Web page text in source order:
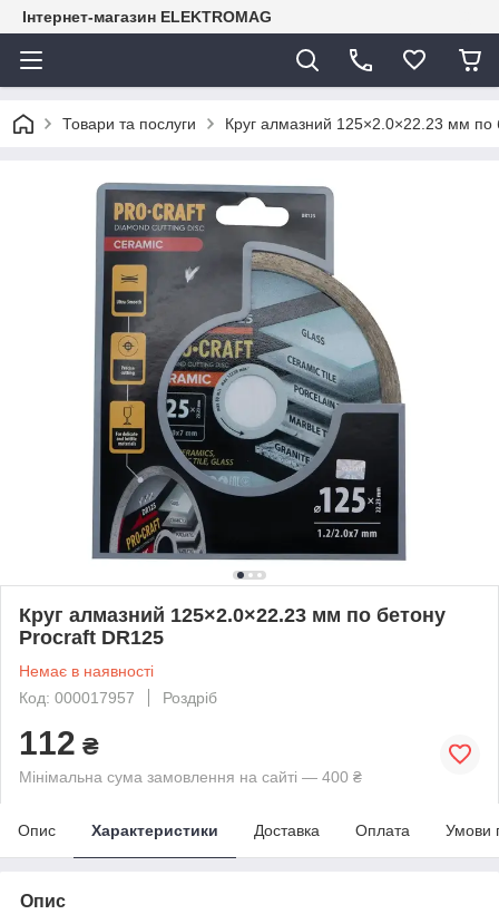
Інтернет-магазин ELEKTROMAG
Товари та послуги Круг алмазний 125×2.0×22.23 мм по
Круг алмазний 125×2.0×22.23 мм по бетону
Procraft DR125
Немає в наявності
Код: 000017957
Роздріб
112 ₴
Мінімальна сума замовлення на сайті — 400 ₴
Опис Характеристики Доставка Оплата Умови
Опис